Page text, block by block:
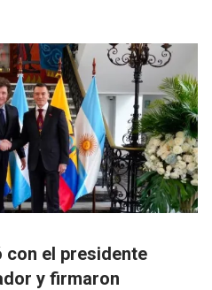
con el presidente
y firmaron